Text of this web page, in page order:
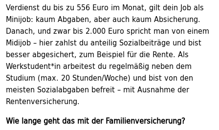
Verdienst du bis zu 556 Euro im Monat, gilt dein Job als
Minijob: kaum Abgaben, aber auch kaum Absicherung.
Danach, und zwar bis 2.000 Euro spricht man von einem
Midijob – hier zahlst du anteilig Sozialbeiträge und bist
besser abgesichert, zum Beispiel für die Rente. Als
Werkstudent*in arbeitest du regelmäßig neben dem
Studium (max. 20 Stunden/Woche) und bist von den
meisten Sozialabgaben befreit – mit Ausnahme der
Rentenversicherung.
Wie lange geht das mit der Familienversicherung?